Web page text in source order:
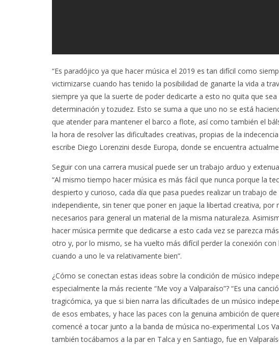
“Es paradójico ya que hacer música el 2019 es tan difícil como
victimizarse cuando has tenido la posibilidad de ganarte la vida a
siempre ya que la suerte de poder dedicarte a esto no quita que
determinación y tozudez. Esto se suma a que uno no se está
que atender para mantener el barco a flote, así como también el
la hora de resolver las dificultades creativas, propias de la
escribe Diego Lorenzini desde Europa, donde se encuentra
Seguir con una carrera musical puede ser un trabajo arduo y
“Al mismo tiempo hacer música es más fácil que nunca porque la
despierto y curioso, cada día que pasa puedes realizar un trabajo
independiente, sin tener que poner en jaque la libertad creativa,
necesarios para general un material de la misma naturaleza.
hacer música permite que dedicarse a esto cada vez se parezca
otro y, por lo mismo, se ha vuelto más difícil perder la conexión con
cuando a uno le va relativamente bien”.
¿Cómo se conectan estas ideas sobre la condición de músico
especialmente la más reciente “Me voy a Valparaíso”? “Es una
tragicómica, ya que si bien narra las dificultades de un músico
de esos embates, y hace las paces con la genuina ambición de
comencé a tocar junto a la banda de música no-experimental Los
también tocábamos a la par en Talca y en Santiago, fue en